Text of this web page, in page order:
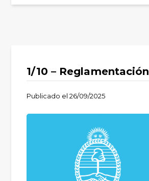
1/10 – Reglamentación
Publicado el26/09/2025